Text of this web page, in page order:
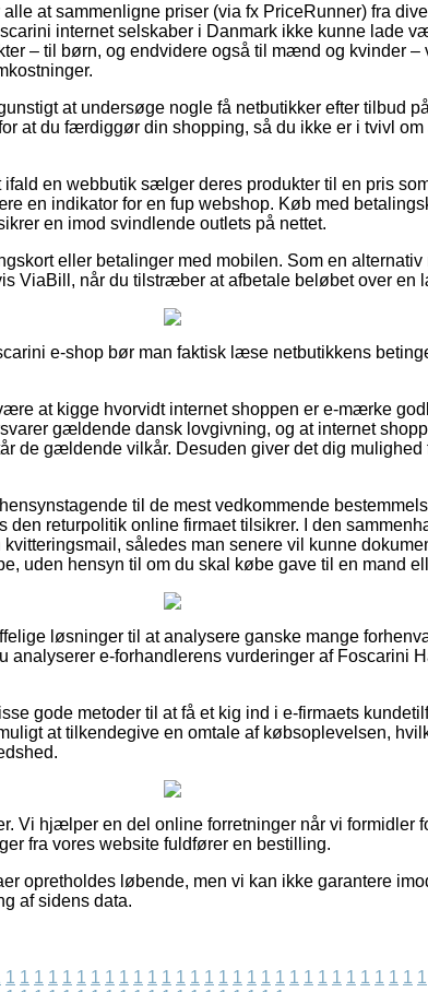
at sammenligne priser (via fx PriceRunner) fra
internet selskaber i Danmark ikke kunne lade
– til børn, og endvidere også til mænd og kvinder –
at undersøge nogle få netbutikker efter tilbud
at du færdiggør din shopping, så du ikke er i tvivl
en webbutik sælger deres produkter til en pris
en indikator for en fup webshop. Køb med
en imod svindlende outlets på nettet.
eller betalinger med mobilen. Som en alternativ
ViaBill, når du tilstræber at afbetale beløbet over en
e-shop bør man faktisk læse netbutikkens
at kigge hvorvidt internet shoppen er e-mærke
gældende dansk lovgivning, og at internet
de gældende vilkår. Desuden giver det dig
til de mest vedkommende
den returpolitik online firmaet tilsikrer. I den
således man senere vil kunne
uden hensyn til om du skal købe gave til en mand
løsninger til at analysere ganske mange
analyserer e-forhandlerens vurderinger af Foscarini
gode metoder til at få et kig ind i e-firmaets
at tilkendegive en omtale af købsoplevelsen,
Vi hjælper en del online forretninger når vi formidler
fra vores website fuldfører en bestilling.
opretholdes løbende, men vi kan ikke garantere
af sidens data.
1 1 1 1 1 1 1 1 1 1 1 1 1 1 1 1 1 1 1 1 1 1 1 1 1 1 1 1 1 1